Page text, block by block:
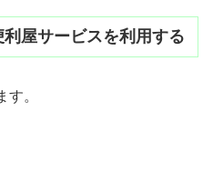
屋サービスを利用する
。